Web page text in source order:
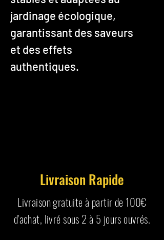
jardinage écologique,
garantissant des saveurs
et des effets
authentiques.
Livraison Rapide
Livraison gratuite à partir de 100€
d'achat, livré sous 2 à 5 jours ouvrés.